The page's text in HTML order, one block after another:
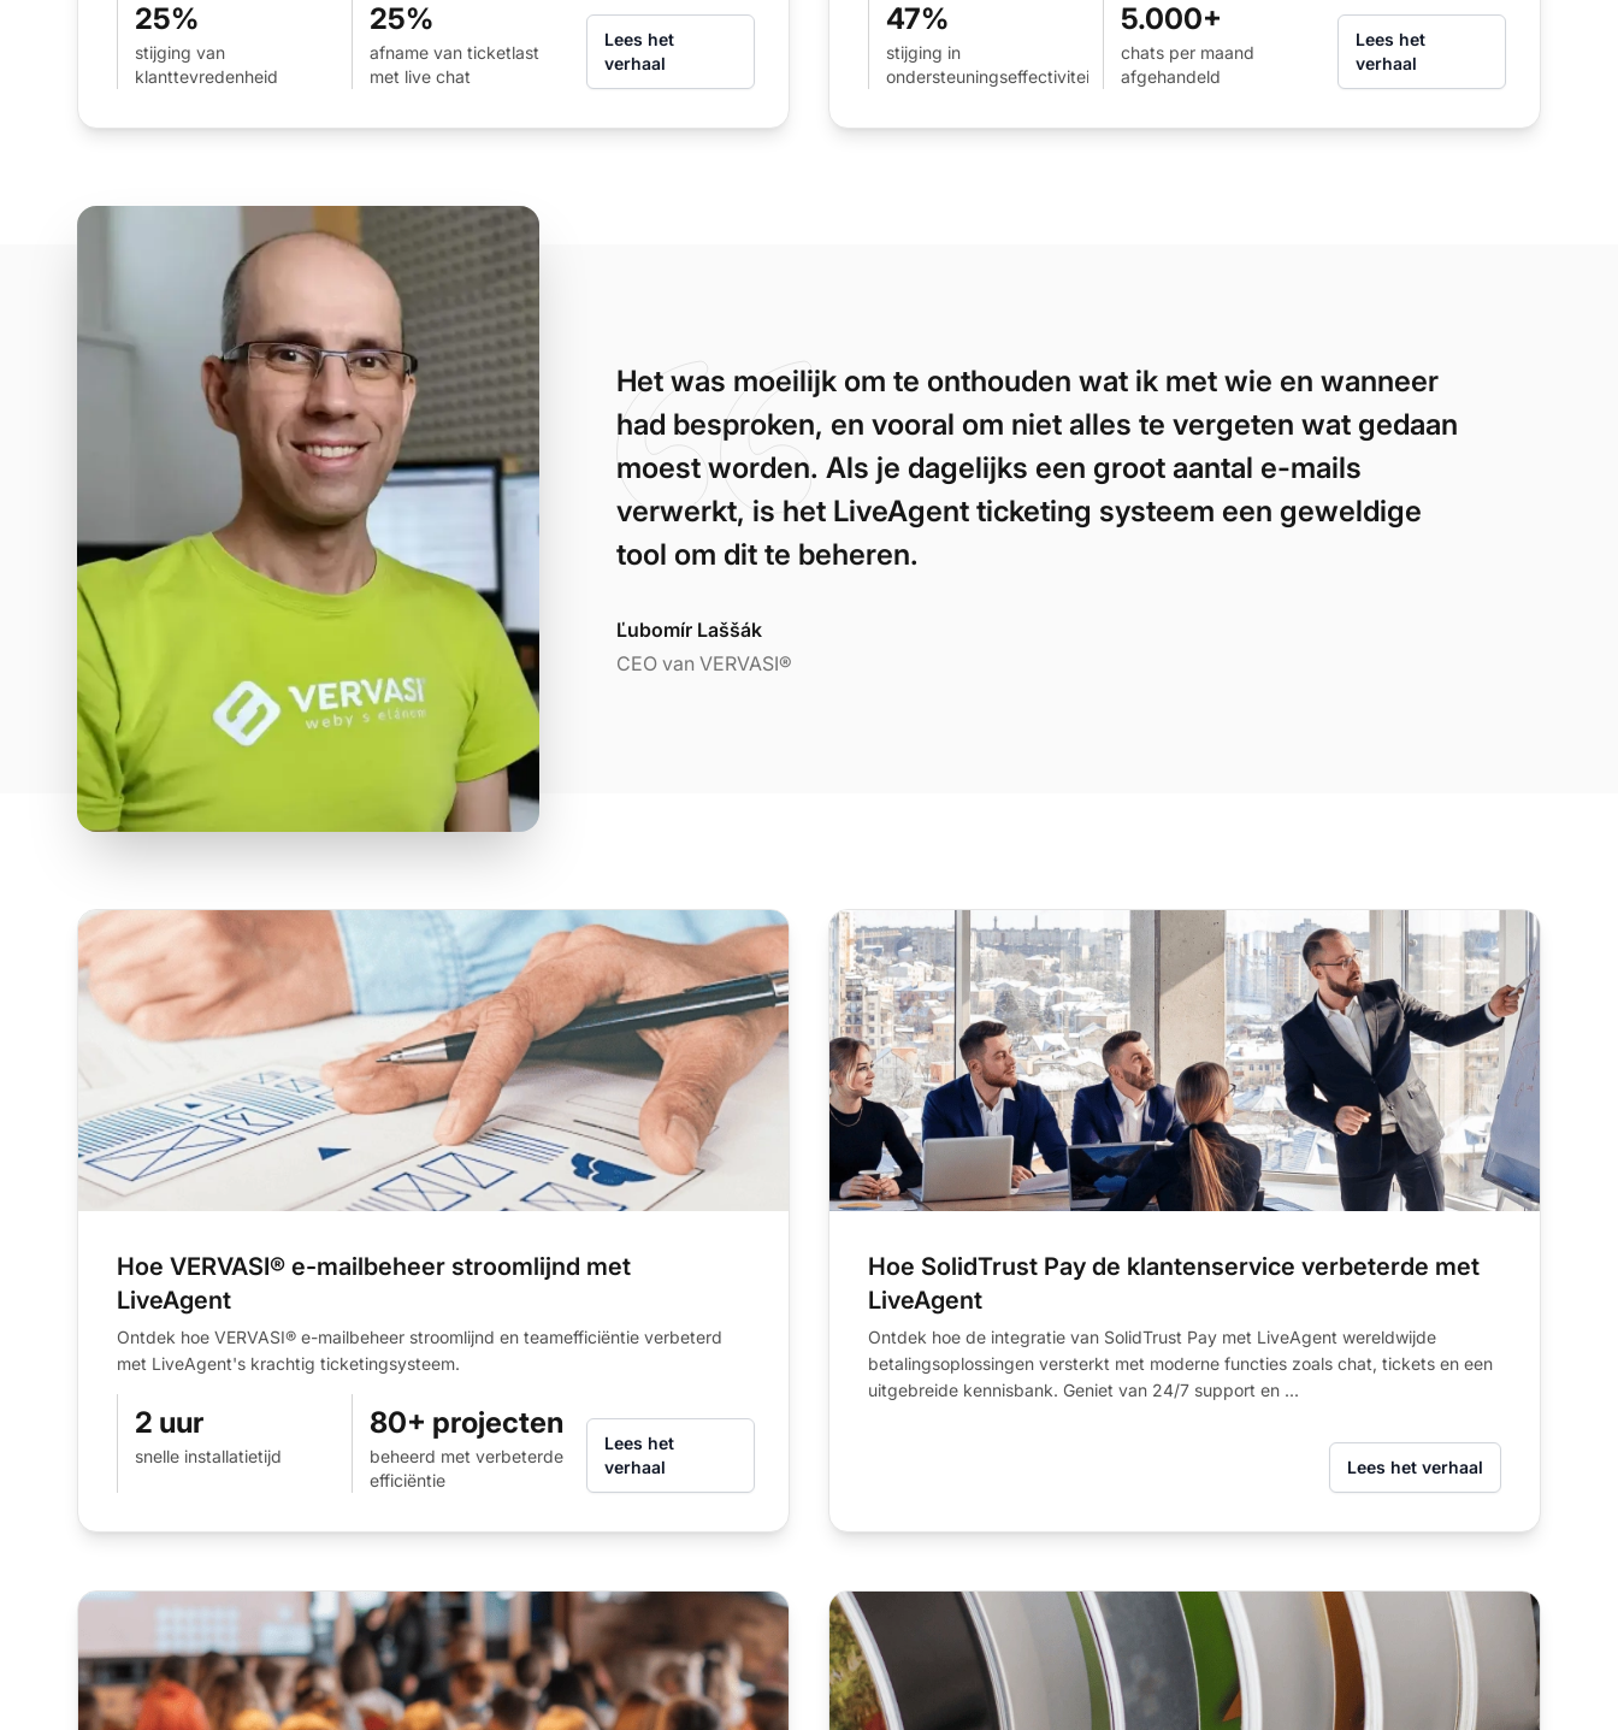
25%
stijging van
klanttevredenheid
25%
afname van ticketlast
met live chat
Lees het
verhaal
47%
stijging in
ondersteuningseffectiviteit
5.000+
chats per maand
afgehandeld
Lees het
verhaal
Het was moeilijk om te onthouden wat ik met wie en wanneer
had besproken, en vooral om niet alles te vergeten wat gedaan
moest worden. Als je dagelijks een groot aantal e-mails
verwerkt, is het LiveAgent ticketing systeem een geweldige
tool om dit te beheren.
Ľubomír Laššák
CEO van VERVASI®
Hoe VERVASI® e-mailbeheer stroomlijnd met
LiveAgent
Ontdek hoe VERVASI® e-mailbeheer stroomlijnd en teamefficiëntie verbeterd
met LiveAgent's krachtig ticketingsysteem.
2 uur
snelle installatietijd
80+ projecten
beheerd met verbeterde
efficiëntie
Lees het
verhaal
Hoe SolidTrust Pay de klantenservice verbeterde met
LiveAgent
Ontdek hoe de integratie van SolidTrust Pay met LiveAgent wereldwijde
betalingsoplossingen versterkt met moderne functies zoals chat, tickets en een
uitgebreide kennisbank. Geniet van 24/7 support en ...
Lees het verhaal